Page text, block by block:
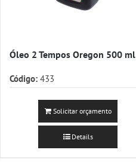
Óleo 2 Tempos Oregon 500 ml
Código: 433
Solicitar orçamento
Details